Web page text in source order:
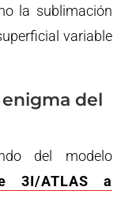
la sublimación
variable
del
del modelo
3I/ATLAS a